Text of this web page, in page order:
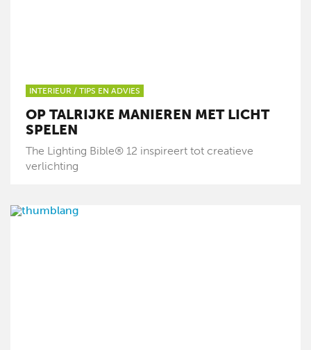
INTERIEUR / TIPS EN ADVIES
OP TALRIJKE MANIEREN MET LICHT
SPELEN
The Lighting Bible® 12 inspireert tot creatieve
verlichting